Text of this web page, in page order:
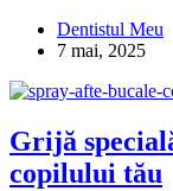
Dentistul Meu
7 mai, 2025
Grijă
copilului tău